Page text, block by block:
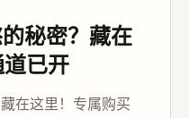
秘密？藏在
已开
在这里！专属购买